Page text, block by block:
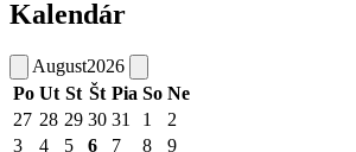
Kalendár
August2026
Po Ut St Št Pia So Ne
27 28 29 30 31 1
2
3
4 5 6 7 8
9